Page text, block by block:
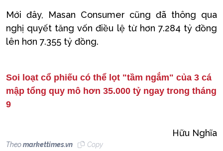
Mới đây, Masan Consumer cũng đã thông qua
nghị quyết tăng vốn điều lệ từ hơn 7.284 tỷ đồng
lên hơn 7.355 tỷ đồng.
Soi loạt cổ phiếu có thể lọt "tầm ngắm" của 3 cá
mập tổng quy mô hơn 35.000 tỷ ngay trong tháng
9
Hữu Nghĩa
Theomarkettimes.vn Copy